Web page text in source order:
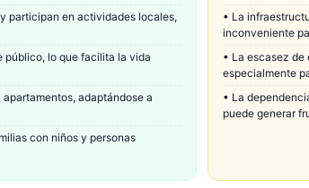
participan en actividades locales,
público, lo que facilita la vida
adaptándose a
con niños y personas
• La
inconveniente
• La escasez de
especialmente
• La
puede generar